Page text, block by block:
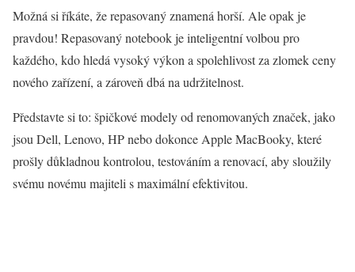
Možná si říkáte, že repasovaný znamená horší. Ale opak je
pravdou! Repasovaný notebook je inteligentní volbou pro
každého, kdo hledá vysoký výkon a spolehlivost za zlomek ceny
nového zařízení, a zároveň dbá na udržitelnost.
Představte si to: špičkové modely od renomovaných značek, jako
jsou Dell, Lenovo, HP nebo dokonce Apple MacBooky, které
prošly důkladnou kontrolou, testováním a renovací, aby sloužily
svému novému majiteli s maximální efektivitou.